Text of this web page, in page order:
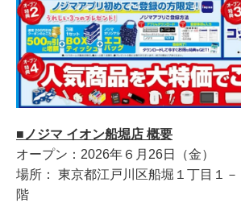
■ノジマ イオン船堀店 概要
オープン：2026年６月26日（金）
場所： 東京都江戸川区船堀１丁目１－
階